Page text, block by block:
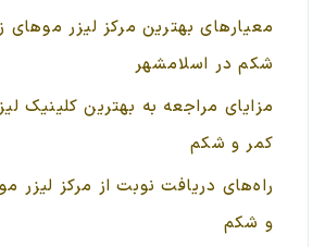
معیارهای بهترین مرکز لیزر موهای
شکم در اسلامشهر
مزایای مراجعه به بهترین کلینیک
کمر و شکم
راه‌های دریافت نوبت از مرکز لیزر
و شکم